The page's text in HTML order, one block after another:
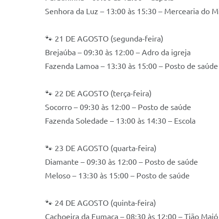
Senhora da Luz – 13:00 às 15:30 – Mercearia do
🐾 21 DE AGOSTO (segunda-feira)
Brejaúba – 09:30 às 12:00 – Adro da igreja
Fazenda Lamoa – 13:30 às 15:00 – Posto de saúde
🐾 22 DE AGOSTO (terça-feira)
Socorro – 09:30 às 12:00 – Posto de saúde
Fazenda Soledade – 13:00 às 14:30 – Escola
🐾 23 DE AGOSTO (quarta-feira)
Diamante – 09:30 às 12:00 – Posto de saúde
Meloso – 13:30 às 15:00 – Posto de saúde
🐾 24 DE AGOSTO (quinta-feira)
Cachoeira da Fumaça – 08:30 às 12:00 – Tião Majó